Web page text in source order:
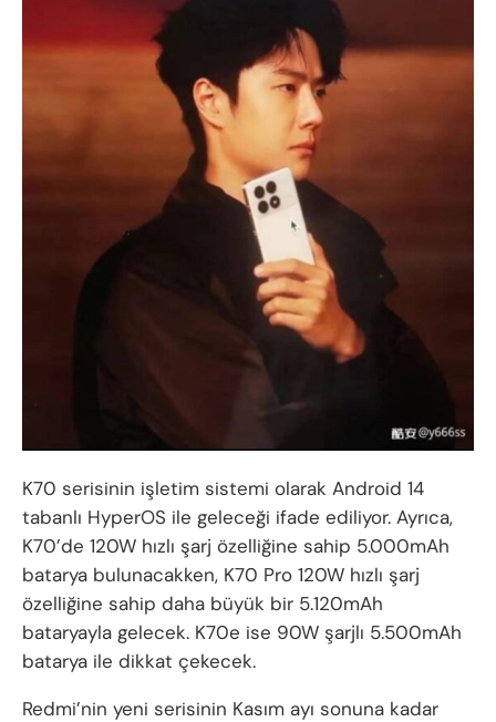
K70 serisinin işletim sistemi olarak Android 14
tabanlı HyperOS ile geleceği ifade ediliyor. Ayrıca,
K70’de 120W hızlı şarj özelliğine sahip 5.000mAh
batarya bulunacakken, K70 Pro 120W hızlı şarj
özelliğine sahip daha büyük bir 5.120mAh
bataryayla gelecek. K70e ise 90W şarjlı 5.500mAh
batarya ile dikkat çekecek.
Redmi’nin yeni serisinin Kasım ayı sonuna kadar